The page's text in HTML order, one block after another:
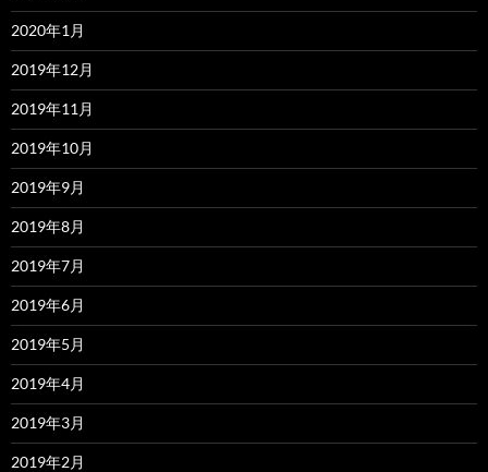
2020年1月
2019年12月
2019年11月
2019年10月
2019年9月
2019年8月
2019年7月
2019年6月
2019年5月
2019年4月
2019年3月
2019年2月